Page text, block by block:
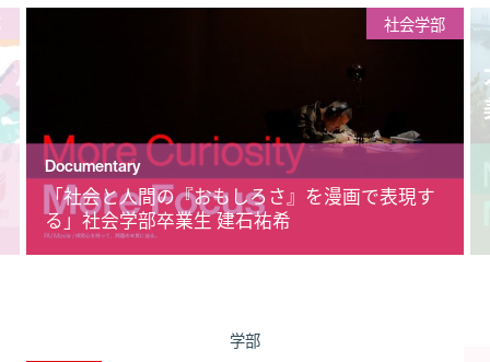
社会学部
Documentary
「社会と人間の『おもしろさ』を漫画で表現す
る」社会学部卒業生 建石祐希
学部